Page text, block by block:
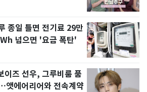
종일 틀면 전기료 29만
넘으면 '요금 폭탄'
이즈 선우, 그루비룸 품
앳에어리어와 전속계약